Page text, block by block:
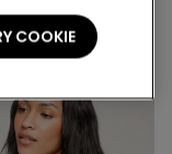
Sparkling
249,00 Kč -50%
COOKIE